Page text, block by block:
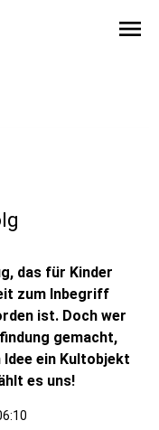
menu
das für Kinder
zum Inbegriff
ist. Doch wer
gemacht,
Idee ein Kultobjekt
es uns!